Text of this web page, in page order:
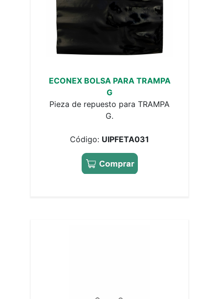
ECONEX BOLSA PARA TRAMPA
G
Pieza de repuesto para TRAMPA
G.
Código: UIPFETA031